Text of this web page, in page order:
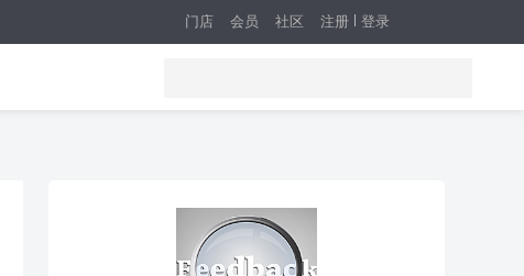
注册 登录
门店 会员 社区